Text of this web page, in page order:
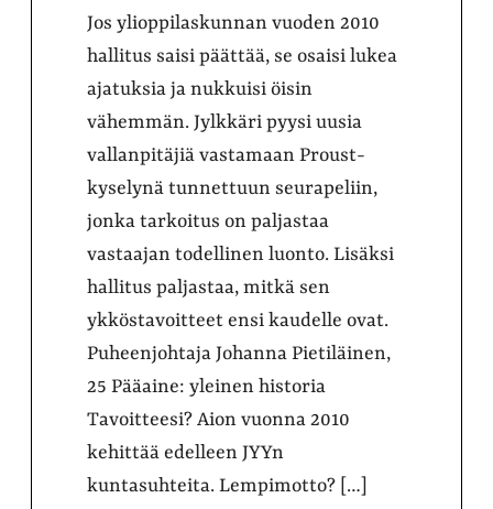
Jos ylioppilaskunnan vuoden 2010
hallitus saisi päättää, se osaisi lukea
ajatuksia ja nukkuisi öisin
vähemmän. Jylkkäri pyysi uusia
vallanpitäjiä vastamaan Proust-
kyselynä tunnettuun seurapeliin,
jonka tarkoitus on paljastaa
vastaajan todellinen luonto. Lisäksi
hallitus paljastaa, mitkä sen
ykköstavoitteet ensi kaudelle ovat.
Puheenjohtaja Johanna Pietiläinen,
25 Pääaine: yleinen historia
Tavoitteesi? Aion vuonna 2010
kehittää edelleen JYYn
kuntasuhteita. Lempimotto? […]